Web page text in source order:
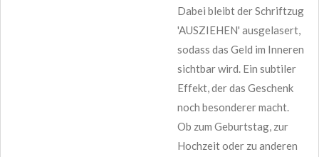
Dabei bleibt der Schriftzug
'AUSZIEHEN' ausgelasert,
sodass das Geld im Inneren
sichtbar wird. Ein subtiler
Effekt, der das Geschenk
noch besonderer macht.
Ob zum Geburtstag, zur
Hochzeit oder zu anderen